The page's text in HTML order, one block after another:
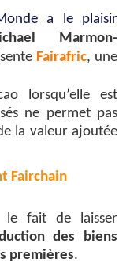
a le plaisir
Marmon-
Fairafric, une
lorsqu’elle est
ne permet pas
la valeur ajoutée
Fairchain
le fait de laisser
des biens
premières.